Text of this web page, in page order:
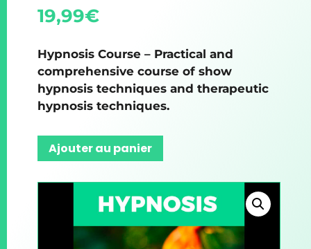
19,99€
Hypnosis Course – Practical and
comprehensive course of show
hypnosis techniques and therapeutic
hypnosis techniques.
Ajouter au panier